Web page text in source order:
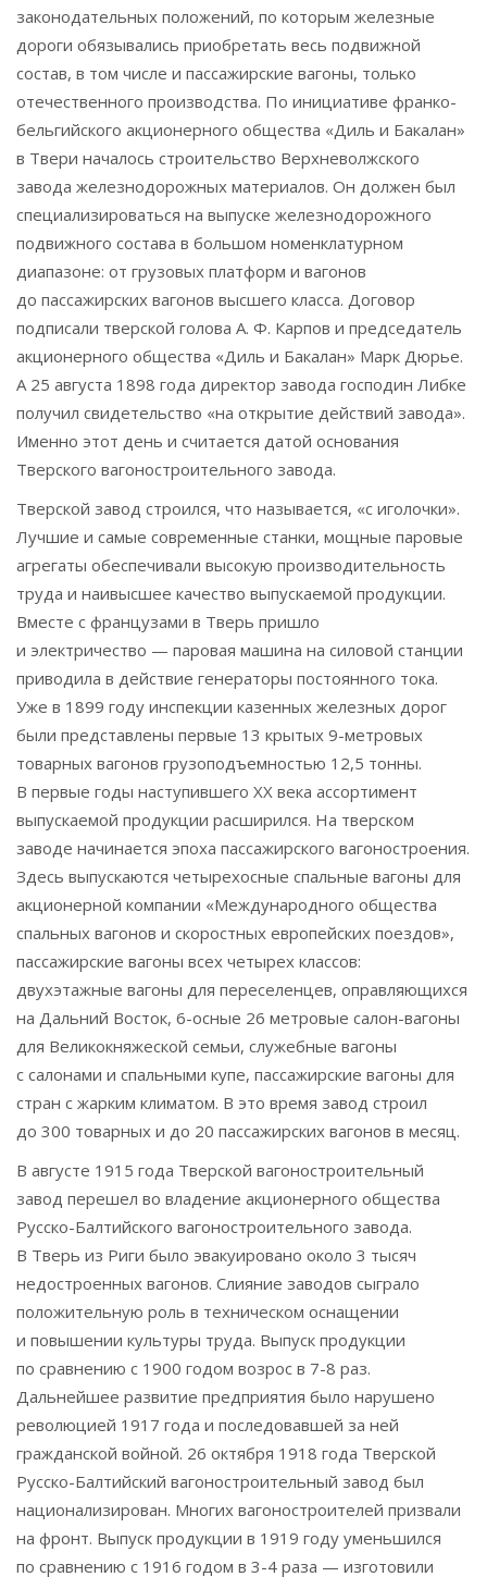
законодательных положений, по которым железные
дороги обязывались приобретать весь подвижной
состав, в том числе и пассажирские вагоны, только
отечественного производства. По инициативе франко-
бельгийского акционерного общества «Диль и Бакалан»
в Твери началось строительство Верхневолжского
завода железнодорожных материалов. Он должен был
специализироваться на выпуске железнодорожного
подвижного состава в большом номенклатурном
диапазоне: от грузовых платформ и вагонов
до пассажирских вагонов высшего класса. Договор
подписали тверской голова А. Ф. Карпов и председатель
акционерного общества «Диль и Бакалан» Марк Дюрье.
А 25 августа 1898 года директор завода господин Либке
получил свидетельство «на открытие действий завода».
Именно этот день и считается датой основания
Тверского вагоностроительного завода.
Тверской завод строился, что называется, «с иголочки».
Лучшие и самые современные станки, мощные паровые
агрегаты обеспечивали высокую производительность
труда и наивысшее качество выпускаемой продукции.
Вместе с французами в Тверь пришло
и электричество — паровая машина на силовой станции
приводила в действие генераторы постоянного тока.
Уже в 1899 году инспекции казенных железных дорог
были представлены первые 13 крытых 9-метровых
товарных вагонов грузоподъемностью 12,5 тонны.
В первые годы наступившего ХХ века ассортимент
выпускаемой продукции расширился. На тверском
заводе начинается эпоха пассажирского вагоностроения.
Здесь выпускаются четырехосные спальные вагоны для
акционерной компании «Международного общества
спальных вагонов и скоростных европейских поездов»,
пассажирские вагоны всех четырех классов:
двухэтажные вагоны для переселенцев, оправляющихся
на Дальний Восток, 6-осные 26 метровые салон-вагоны
для Великокняжеской семьи, служебные вагоны
с салонами и спальными купе, пассажирские вагоны для
стран с жарким климатом. В это время завод строил
до 300 товарных и до 20 пассажирских вагонов в месяц.
В августе 1915 года Тверской вагоностроительный
завод перешел во владение акционерного общества
Русско-Балтийского вагоностроительного завода.
В Тверь из Риги было эвакуировано около 3 тысяч
недостроенных вагонов. Слияние заводов сыграло
положительную роль в техническом оснащении
и повышении культуры труда. Выпуск продукции
по сравнению с 1900 годом возрос в 7-8 раз.
Дальнейшее развитие предприятия было нарушено
революцией 1917 года и последовавшей за ней
гражданской войной. 26 октября 1918 года Тверской
Русско-Балтийский вагоностроительный завод был
национализирован. Многих вагоностроителей призвали
на фронт. Выпуск продукции в 1919 году уменьшился
по сравнению с 1916 годом в 3-4 раза — изготовили